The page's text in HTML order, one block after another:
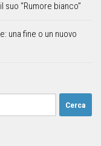
suo “Rumore bianco”
una fine o un nuovo